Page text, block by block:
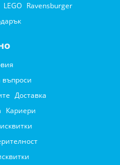
LEGO Ravensburger
въпроси
Доставка
Кариери